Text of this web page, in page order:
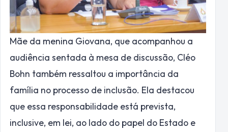
Mãe da menina Giovana, que acompanhou a
audiência sentada à mesa de discussão, Cléo
Bohn também ressaltou a importância da
família no processo de inclusão. Ela destacou
que essa responsabilidade está prevista,
inclusive, em lei, ao lado do papel do Estado e